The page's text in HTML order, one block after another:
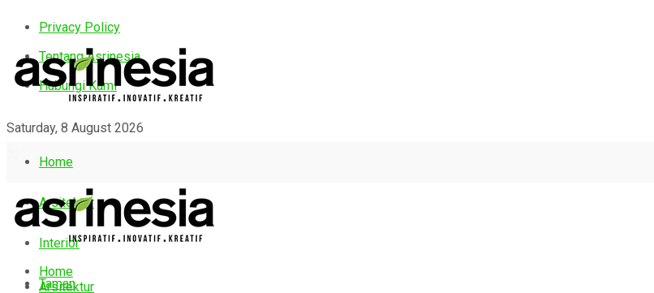
Privacy Policy
Tentang Asrinesia
Hubungi Kami
Saturday, 8 August 2026
Home
Arsitektur
Interior
Taman
Home
Arsitektur